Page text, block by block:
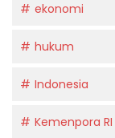
ekonomi
hukum
Indonesia
Kemenpora RI